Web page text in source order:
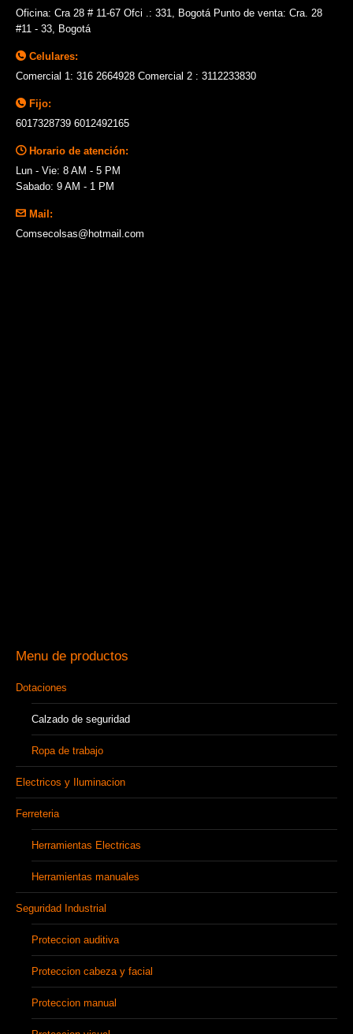
Oficina: Cra 28 # 11-67 Ofci .: 331, Bogotá Punto de venta: Cra. 28
#11 - 33, Bogotá
Celulares:
Comercial 1: 316 2664928 Comercial 2 : 3112233830
Fijo:
6017328739 6012492165
Horario de atención:
Lun - Vie: 8 AM - 5 PM
Sabado: 9 AM - 1 PM
Mail:
Comsecolsas@hotmail.com
Menu de productos
Dotaciones
Calzado de seguridad
Ropa de trabajo
Electricos y Iluminacion
Ferreteria
Herramientas Electricas
Herramientas manuales
Seguridad Industrial
Proteccion auditiva
Proteccion cabeza y facial
Proteccion manual